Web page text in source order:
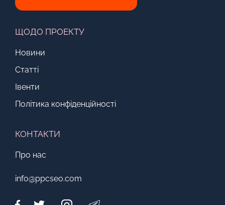
ЩОДО ПРОЕКТУ
Новини
Статті
Івенти
Політика конфіденційності
КОНТАКТИ
Про нас
info@ppcseo.com